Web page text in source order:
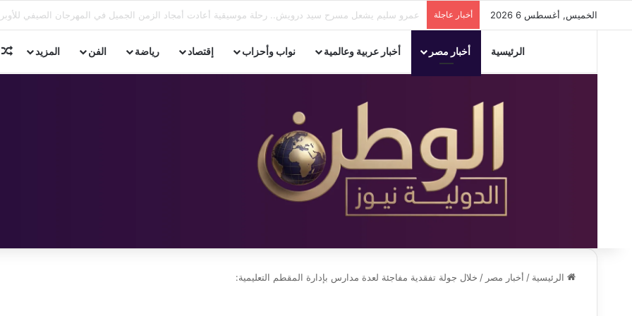
الخميس, أغسطس 6 2026 أخبار عاجلة للعام الخامس.. «إسكندرية بتفرح» تواصل فعالياتها بشاطئ البوريفاج تحت شعار «اعرف مركزك»
الرئيسية أخبار مصر أخبار عربية وعالمية نواب وأحزاب إقتصاد رياضة الفن المزيد
الرئيسية / أخبار مصر / خلال جولة تفقدية مفاجئة لعدة مدارس بإدارة المقطم التعليمية: